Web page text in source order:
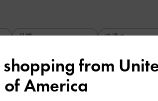
品質 快適さ
‼︎
from
of America